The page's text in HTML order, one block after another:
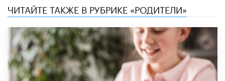
ЧИТАЙТЕ ТАКЖЕ В РУБРИКЕ «РОДИТЕЛИ»